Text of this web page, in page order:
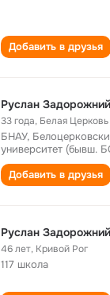
Добавить в друзья
Руслан Задорожний
33 года, Белая Церковь
БНАУ,
университет (бывш.
Добавить в друзья
Руслан Задорожний
46 лет, Кривой Рог
117 школа